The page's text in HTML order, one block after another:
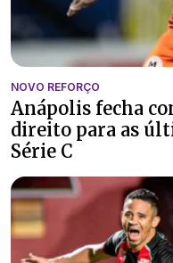
NOVO REFORÇO
Anápolis fecha
direito para as
Série C